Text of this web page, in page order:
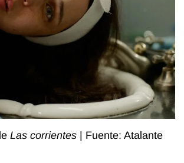
Las corrientes | Fuente: Atalante